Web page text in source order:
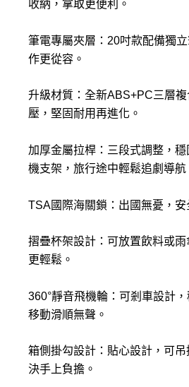
收納，拿取更便利。
筆電專屬夾層：20吋款配備獨
作更從容。
升級材質：全新ABS+PC三層
壓，堅固耐用再進化。
加厚金屬拉桿：三段式調整，
機支架，旅行途中輕鬆追劇導航
TSA國際海關鎖：出國無憂，安
摺疊杯架設計：可放置飲料或
更輕鬆。
360°靜音飛機輪：可剎車設計，
移動滑順無聲。
箱側掛勾設計：貼心設計，可
決手上負擔。